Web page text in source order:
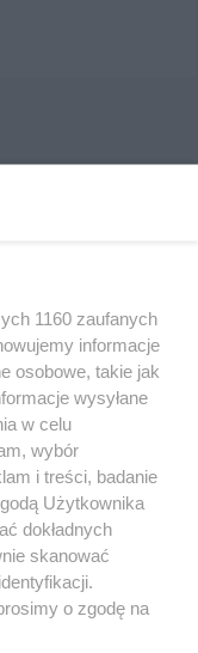
Informacyjny Miasta
HOSTING
KONTAKT
Muzyka i kultura
wydarzeń
1160 zaufanych
informacje
osobowe, takie jak
wysyłane
w celu
wybór
i treści, badanie
Użytkownika
dokładnych
skanować
o zgodę na